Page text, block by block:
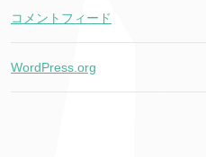
コメントフィード
WordPress.org